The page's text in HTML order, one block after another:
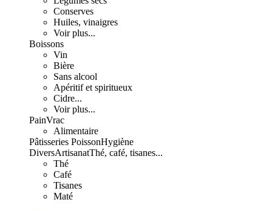
Conserves
Huiles, vinaigres
Voir plus...
Boissons
Vin
Bière
Sans alcool
Apéritif et spiritueux
Cidre...
Voir plus...
PainVrac
Alimentaire
Pâtisseries PoissonHygiène
DiversArtisanatThé, café, tisanes...
Thé
Café
Tisanes
Maté